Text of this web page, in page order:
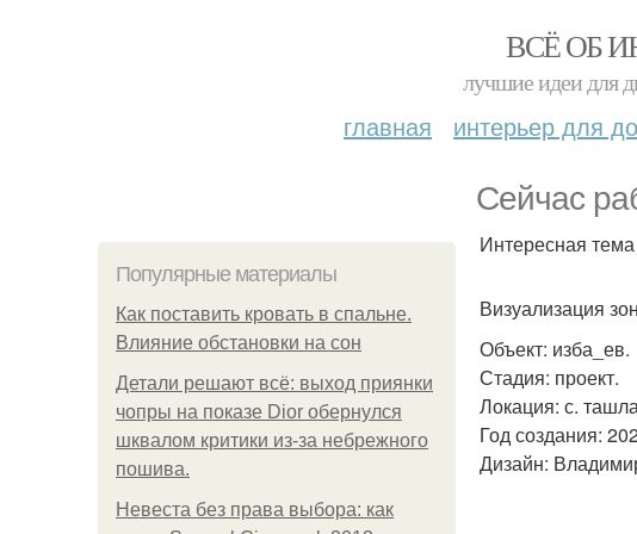
ВСЁ ОБ
лучшие идеи для
главная интерьер для
Сейчас
Популярные материалы
Как поставить кровать в спальне.
Влияние обстановки на сон
Детали решают всё: выход приянки
чопры на показе Dior обернулся
шквалом критики из-за небрежного
пошива.
Невеста без права выбора: как
Интересная
Визуализация
Объект: изба_ев.
Стадия: проект.
Локация: с.
Год создания:
Дизайн: